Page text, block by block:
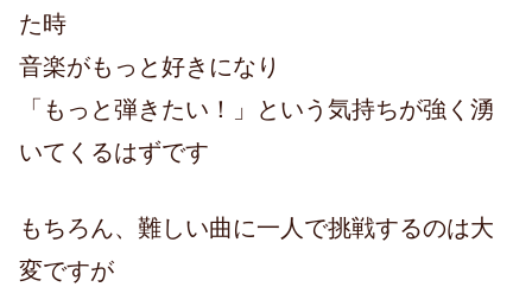
た時
音楽がもっと好きになり
「もっと弾きたい！」という気持ちが強く湧
いてくるはずです
もちろん、難しい曲に一人で挑戦するのは大
変ですが